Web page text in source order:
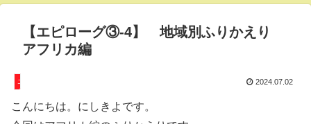
【エピローグ③-4】 地域別ふりかえり
アフリカ編
エピローグ 2024.07.02
こんにちは。にしきよです。